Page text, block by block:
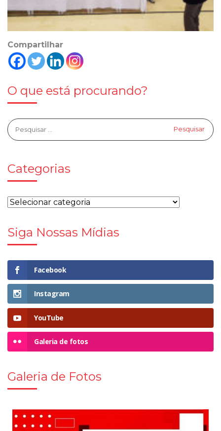
Compartilhar
O que está procurando?
Categorias
Siga Nossas Mídias
Facebook
Instagram
YouTube
Galeria de fotos
Galeria de Fotos